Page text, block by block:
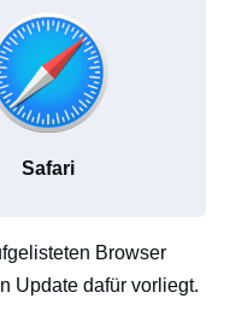
Safari
Browser
Update dafür vorliegt.